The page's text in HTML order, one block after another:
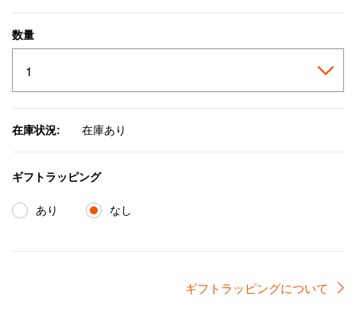
数量
在庫状況: 在庫あり
ギフトラッピング
あり なし
ギフトラッピングについて